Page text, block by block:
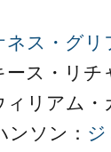
ネス・グリ
ース・リチ
ィリアム・
ンソン：